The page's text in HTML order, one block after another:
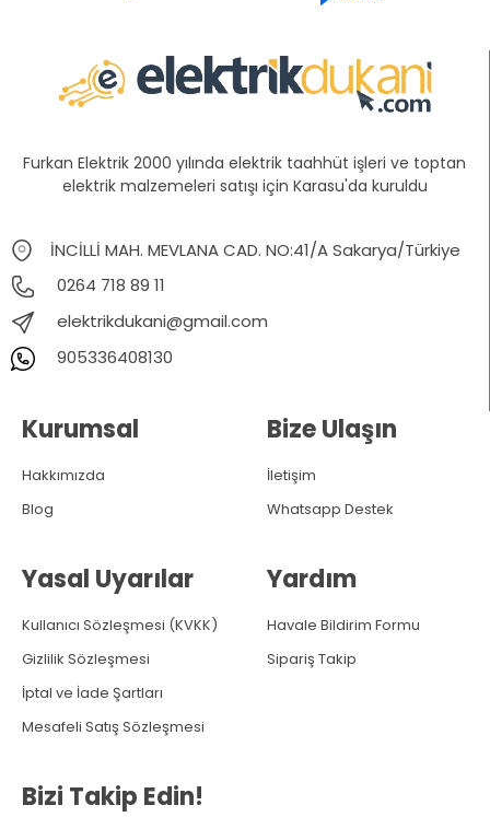
Furkan Elektrik 2000 yılında elektrik taahhüt işleri ve toptan
elektrik malzemeleri satışı için Karasu'da kuruldu
İNCİLLİ MAH. MEVLANA CAD. NO:41/A Sakarya/Türkiye
0264 718 89 11
elektrikdukani@gmail.com
905336408130
Kurumsal
Hakkımızda
Blog
Yasal Uyarılar
Kullanıcı Sözleşmesi (KVKK)
Gizlilik Sözleşmesi
İptal ve İade Şartları
Mesafeli Satış Sözleşmesi
Bize Ulaşın
İletişim
Whatsapp Destek
Yardım
Havale Bildirim Formu
Sipariş Takip
Bizi Takip Edin!